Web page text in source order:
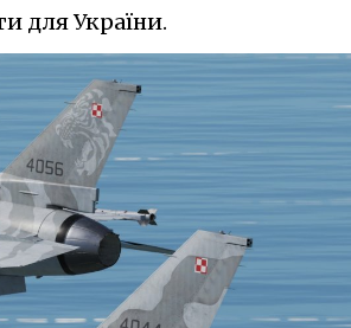
для України.